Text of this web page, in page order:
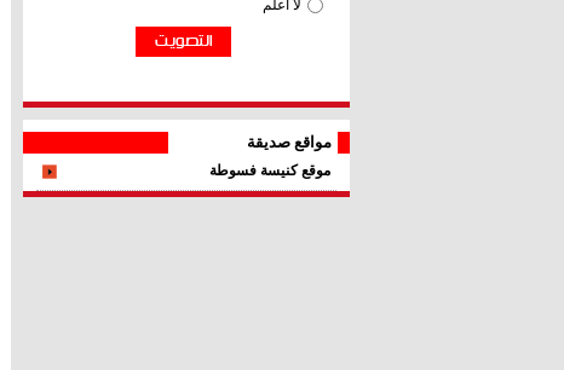
مواقع صديقة
موقع كنيسة فسوطة